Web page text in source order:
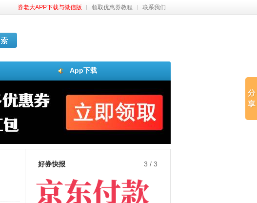
券老大APP下载与微信版 领取优惠券教程 联系我们
App下载
好券快报 3 / 3